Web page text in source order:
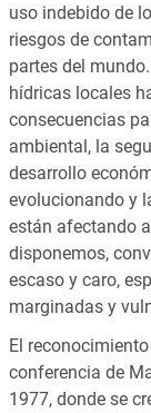
uso indebido de
riesgos de
partes del
hídricas locales
consecuencias
ambiental, la
desarrollo
evolucionando y
están afectando
disponemos,
escaso y caro,
marginadas y
El
conferencia de
1977, donde se